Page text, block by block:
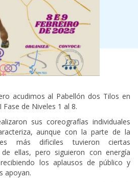
acudimos al Pabellón dos Tilos en
de Niveles 1 al 8.
sus coreografías individuales
aunque con la parte de la
más dificiles tuvieron ciertas
ellas, pero siguieron con energía
los aplausos de público y
apoyan.